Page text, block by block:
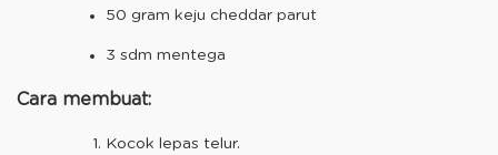
50 gram keju cheddar parut
3 sdm mentega
Cara membuat:
Kocok lepas telur.